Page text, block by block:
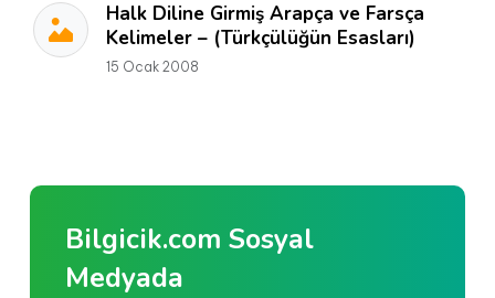
Halk Diline Girmiş Arapça ve Farsça
Kelimeler – (Türkçülüğün Esasları)
15 Ocak 2008
Bilgicik.com Sosyal
Medyada